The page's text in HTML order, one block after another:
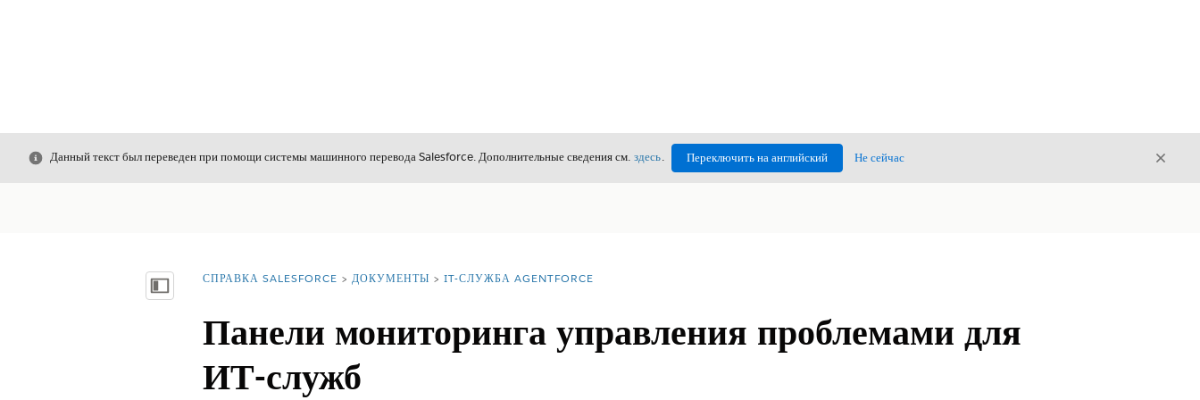
Закрыть
Данный текст был переведен при помощи системы машинного перевода Salesforce. Дополнительные сведения см. здесь. Переключить на английский Не сейчас
Показать содержание
Вы находитесь здесь:
СПРАВКА SALESFORCE ДОКУМЕНТЫ IT-СЛУЖБА AGENTFORCE
Панели мониторинга управления проблемами для
ИТ-служб